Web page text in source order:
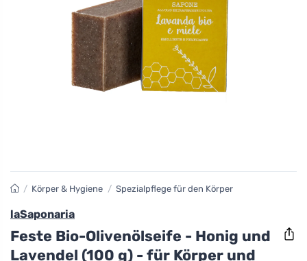
/ Körper & Hygiene / Spezialpflege für den Körper
laSaponaria
Feste Bio-Olivenölseife - Honig und
Lavendel (100 g) - für Körper und